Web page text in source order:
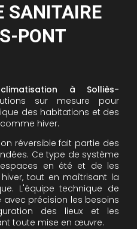
SANITAIRE
PONT
à Solliès-
sur mesure pour
des habitations et des
hiver.
réversible fait partie des
Ce type de système
en été et de les
tout en maîtrisant la
L'équipe technique de
précision les besoins
des lieux et les
toute mise en œuvre.